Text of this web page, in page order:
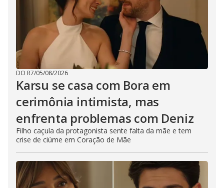
DO R7/05/08/2026
Karsu se casa com Bora em
cerimônia intimista, mas
enfrenta problemas com Deniz
Filho caçula da protagonista sente falta da mãe e tem
crise de ciúme em Coração de Mãe